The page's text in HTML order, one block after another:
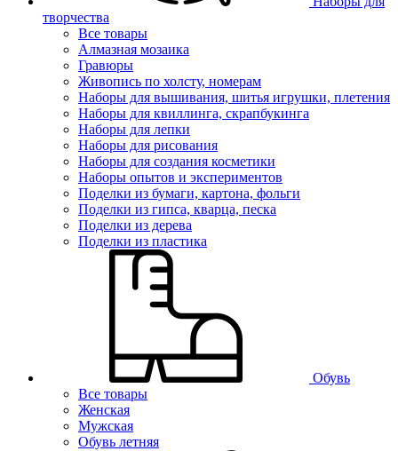
творчества
Все товары
Алмазная мозаика
Гравюры
Живопись по холсту, номерам
Наборы для вышивания, шитья игрушки, плетения
Наборы для квиллинга, скрапбукинга
Наборы для лепки
Наборы для рисования
Наборы для создания косметики
Наборы опытов и экспериментов
Поделки из бумаги, картона, фольги
Поделки из гипса, кварца, песка
Поделки из дерева
Поделки из пластика
Обувь
Все товары
Женская
Мужская
Обувь летняя